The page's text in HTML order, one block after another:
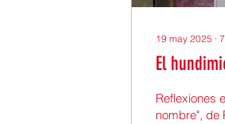
19 may 2025 ∙ 7
El
Reflexiones
nombre", de